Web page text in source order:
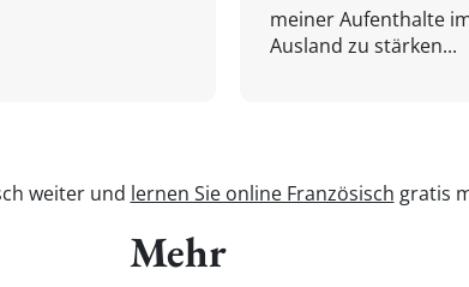
meiner Aufenthalte
Ausland zu stärken...
weiter und lernen Sie online Französisch gratis
Mehr